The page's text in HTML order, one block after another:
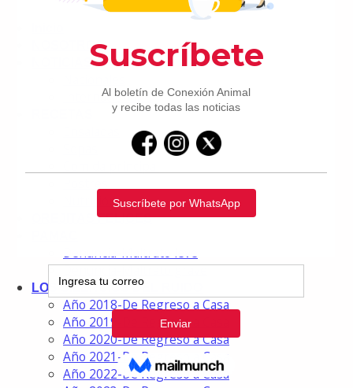
NOSOTROS
NOTICIAS
Internacionales
Nutrición
OREJITAS FELICES
Denuncia-Maltrato leve
Denuncia-Maltrato grave
LOS SILENCIOS DEL RUIDO
Año 2018-De Regreso a Casa
Año 2019-De Regreso a Casa
Año 2020-De Regreso a Casa
Año 2021-De Regreso a Casa
Año 2022-De Regreso a Casa